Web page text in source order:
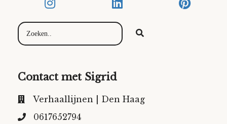
Contact met Sigrid
Verhaallijnen | Den Haag
0617652794